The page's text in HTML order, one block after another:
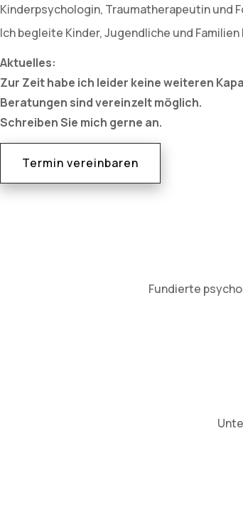
Kinderpsychologin, Traumatherapeutin und
Ich begleite Kinder, Jugendliche und
Aktuelles:
Zur Zeit habe ich leider keine weiteren
Beratungen sind vereinzelt möglich.
Schreiben Sie mich gerne an.
Termin vereinbaren
Fundierte